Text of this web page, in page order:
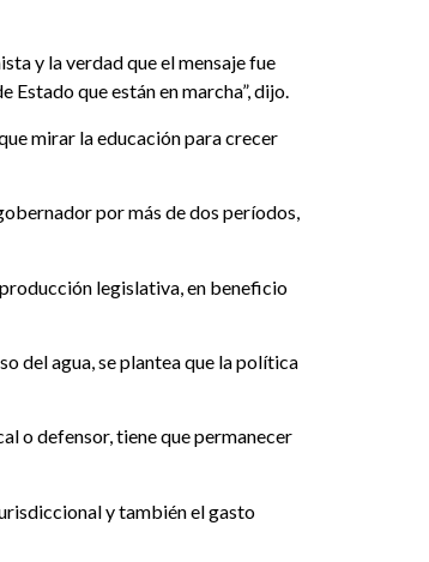
y la verdad que el mensaje fue
que están en marcha”, dijo.
mirar la educación para crecer
por más de dos períodos,
legislativa, en beneficio
del agua, se plantea que la política
o defensor, tiene que permanecer
y también el gasto